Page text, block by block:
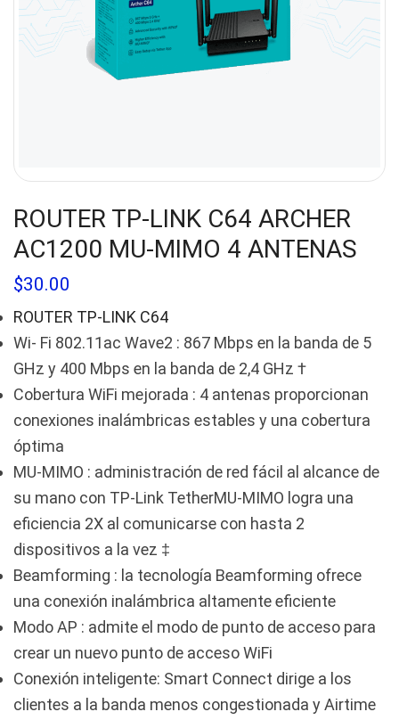
ROUTER TP-LINK C64 ARCHER
AC1200 MU-MIMO 4 ANTENAS
$30.00
ROUTER TP-LINK C64
Wi- Fi 802.11ac Wave2 : 867 Mbps en la banda de 5
GHz y 400 Mbps en la banda de 2,4 GHz †
Cobertura WiFi mejorada : 4 antenas proporcionan
conexiones inalámbricas estables y una cobertura
óptima
MU-MIMO : administración de red fácil al alcance de
su mano con TP-Link TetherMU-MIMO logra una
eficiencia 2X al comunicarse con hasta 2
dispositivos a la vez ‡
Beamforming : la tecnología Beamforming ofrece
una conexión inalámbrica altamente eficiente
Modo AP : admite el modo de punto de acceso para
crear un nuevo punto de acceso WiFi
Conexión inteligente: Smart Connect dirige a los
clientes a la banda menos congestionada y Airtime